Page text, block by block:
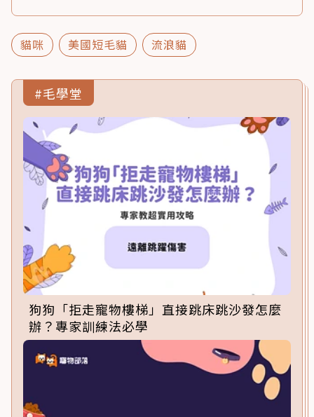
貓咪 美國短毛貓 流浪貓
#毛學堂
狗狗「拒走寵物樓梯」直接跳床跳沙發怎麼
辦？專家訓練法必學